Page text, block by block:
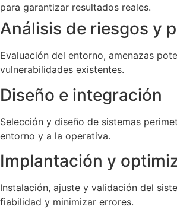
para garantizar resultados reales.
Análisis de riesgos y
Evaluación del entorno, amenazas
vulnerabilidades existentes.
Diseño e integración
Selección y diseño de sistemas
entorno y a la operativa.
Implantación y
Instalación, ajuste y validación del
fiabilidad y minimizar errores.